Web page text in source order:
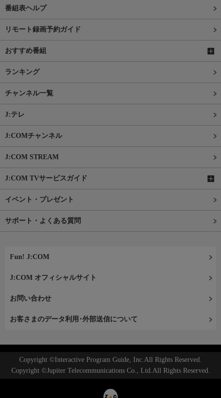
番組表ヘルプ
リモート録画予約ガイド
おすすめ番組
ランキング
チャンネル一覧
J:テレ
J:COMチャンネル
J:COM STREAM
J:COM TVサービスガイド
イベント・プレゼント
サポート・よくある質問
Fun! J:COM
J:COM オフィシャルサイト
お問い合わせ
お客さまのデータ利用･外部送信について
Copyright ©Interactive Program Guide, Inc.All Rights Reserved.
Copyright ©Jupiter Telecommunications Co., Ltd.All Rights Reserved.